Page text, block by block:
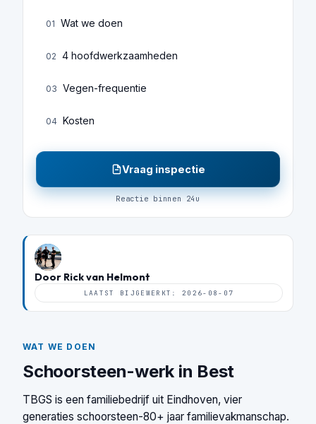
01 Wat we doen
02 4 hoofdwerkzaamheden
03 Vegen-frequentie
04 Kosten
Vraag inspectie
Reactie binnen 24u
Door Rick van Helmont
LAATST BIJGEWERKT: 2026-08-07
WAT WE DOEN
Schoorsteen-werk in Best
TBGS is een familiebedrijf uit Eindhoven, vier
generaties schoorsteen-80+ jaar familievakmanschap.